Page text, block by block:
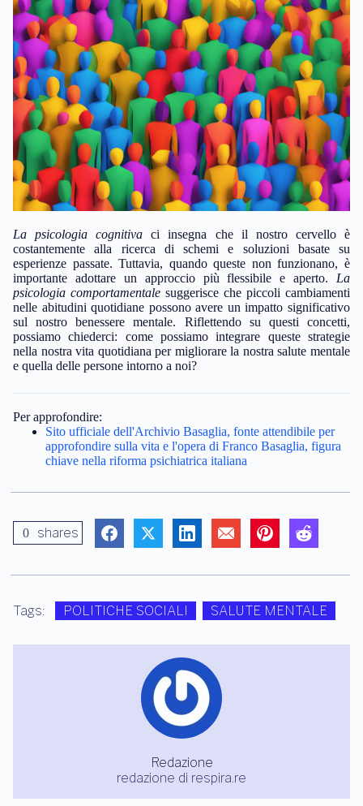
La psicologia cognitiva ci insegna che il nostro cervello è
costantemente alla ricerca di schemi e soluzioni basate su
esperienze passate. Tuttavia, quando queste non funzionano, è
importante adottare un approccio più flessibile e aperto. La
psicologia comportamentale suggerisce che piccoli cambiamenti
nelle abitudini quotidiane possono avere un impatto significativo
sul nostro benessere mentale. Riflettendo su questi concetti,
possiamo chiederci: come possiamo integrare queste strategie
nella nostra vita quotidiana per migliorare la nostra salute mentale
e quella delle persone intorno a noi?
Per approfondire:
Sito ufficiale dell'Archivio Basaglia, fonte attendibile per
approfondire sulla vita e l'opera di Franco Basaglia, figura
chiave nella riforma psichiatrica italiana
0 shares
Tags: POLITICHE SOCIALI SALUTE MENTALE
Redazione
redazione di respira.re